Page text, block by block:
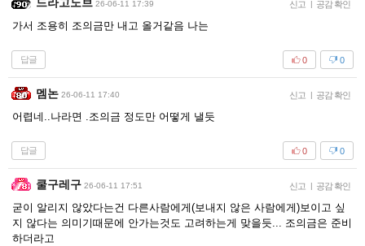
드라고노브 26-06-11 17:39 신고 공감 확인
가서 조용히 조의금만 내고 올거같음 나는
답글 0
0
멤논 26-06-11 17:40 신고 공감 확인
어렵네..나라면 .조의금 정도만 어떻게 낼듯
답글 0
0
쿨구레구 26-06-11 17:51 신고 공감 확인
굳이 알리지 않았다는건 다른사람에게(보내지 않은 사람에게)보이고 싶
지 않다는 의미기때문에 안가는것도 고려하는게 맞을듯... 조의금은 준비
하더라고